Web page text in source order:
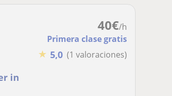
40€/h
Primera clase gratis
★ 5,0 (1 valoraciones)
in